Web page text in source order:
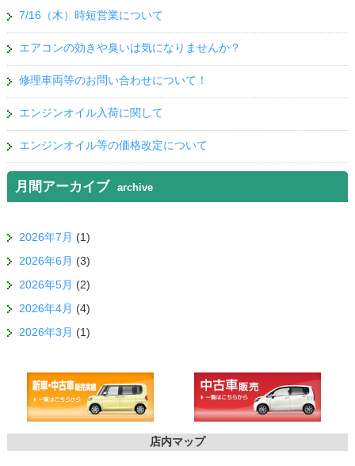
7/16（木）時短営業について
エアコンの効きや臭いは気になりませんか？
修理車両等のお問い合わせについて！
エンジンオイル入荷に関して
エンジンオイル等の価格改定について
月間アーカイブ archive
2026年7月 (1)
2026年6月 (3)
2026年5月 (2)
2026年4月 (4)
2026年3月 (1)
店内マップ